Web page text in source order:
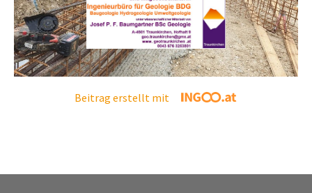
Beitrag erstellt mit